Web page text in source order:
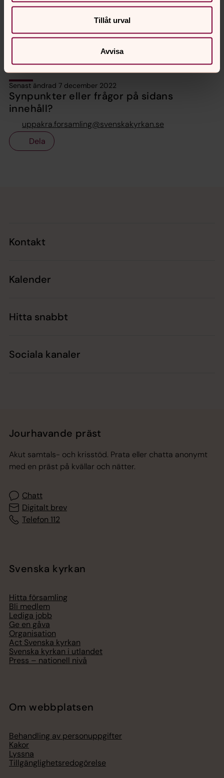
Tillåt urval
Avvisa
Mobil:070-561 73 13
tanja.kamensky@svenskakyrkan.se
Senast ändrad 7 december 2022
Synpunkter eller frågor på sidans
innehåll?
uppakra.forsamling@svenskakyrkan.se
Dela
Kontakt
Kalender
Hitta snabbt
Sociala kanaler
Jourhavande präst
Akut samtals- och krisstöd. Prata eller chatta anonymt
med en präst på kvällar och nätter.
Chatt
Digitalt brev
Telefon 112
Svenska kyrkan
Hitta församling
Bli medlem
Lediga jobb
Ge en gåva
Organisation
Act Svenska kyrkan
Svenska kyrkan i utlandet
Press – nationell nivå
Om webbplatsen
Behandling av personuppgifter
Kakor
Lyssna
Tillgänglighetsredogörelse